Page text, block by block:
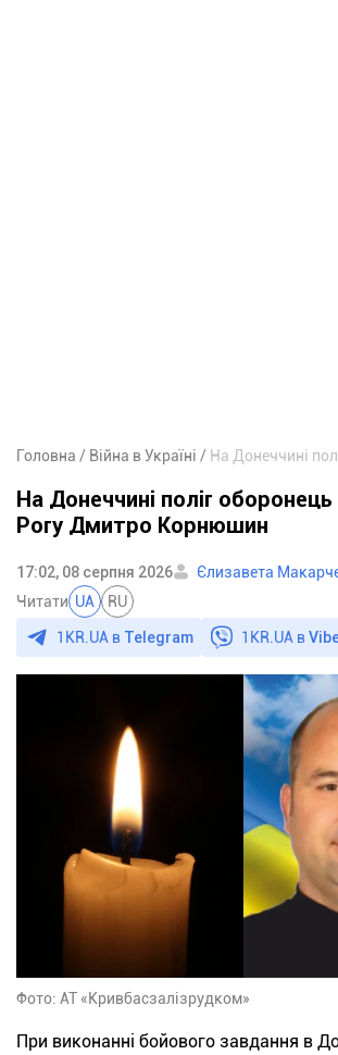
Головна Війна в Україні
На Донеччині поліг
Рогу Дмитро Корнюшин
17:02, 08 серпня 2026
Єлизавета
Читати UA RU
1KR.UA в Telegram 1KR.UA в
Фото: АТ «Кривбасзалізрудком»
При виконанні бойового завдання в